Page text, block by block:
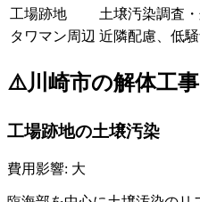
工場跡地
土壌汚染調査
タワマン周辺 近隣配慮、低
⚠️川崎市の解体工
工場跡地の土壌汚染
費用影響: 大